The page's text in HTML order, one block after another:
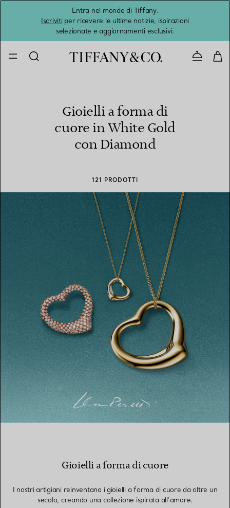
Entra nel mondo di Tiffany.
Iscrivitiper ricevere le ultime notizie, ispirazioni
selezionate e aggiornamenti esclusivi.
Gioielli a forma di
cuore in White Gold
con Diamond
121 PRODOTTI
Gioielli a forma di cuore
I nostri artigiani reinventano i gioielli a forma di cuore da oltre un
secolo, creando una collezione ispirata all’amore.